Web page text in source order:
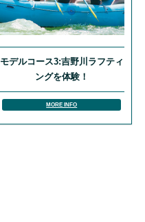
モデルコース3:吉野川ラフティ
ングを体験！
MORE INFO